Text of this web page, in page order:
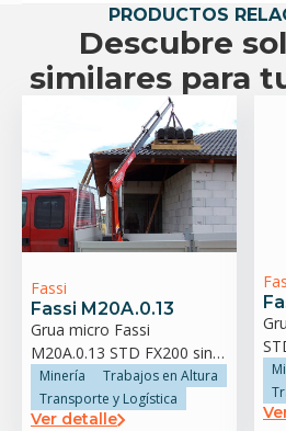
PRODUCTOS
Descubre
similares para
Fassi
Fassi M20A.0.13
Grua micro Fassi
M20A.0.13 STD FX200 sin
estabilizador trasero
Minería
Trabajos en Altura
Transporte y Logística
Ver detalle